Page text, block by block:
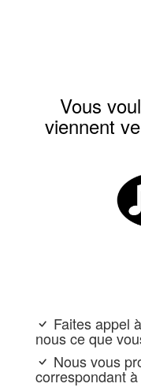
Vous
viennent
Faites appel
nous ce que
Nous vous
correspondant